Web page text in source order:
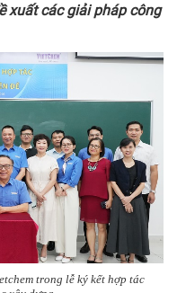
xuất các giải pháp công
trong lễ ký kết hợp tác